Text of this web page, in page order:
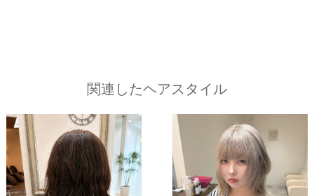
関連したヘアスタイル